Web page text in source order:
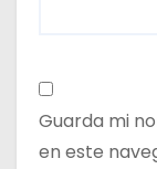
Guarda mi
en este